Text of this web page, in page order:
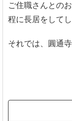
ご住職さんとの
程に長居をして
それでは、圓通